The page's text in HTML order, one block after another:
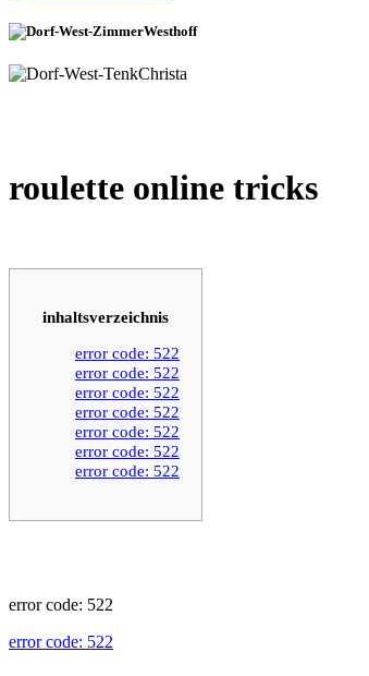
roulette online tricks
inhaltsverzeichnis
error code: 522
error code: 522
error code: 522
error code: 522
error code: 522
error code: 522
error code: 522
error code: 522
error code: 522